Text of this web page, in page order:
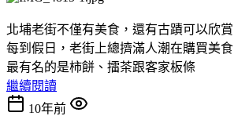
北埔老街不僅有美食，還有古蹟可以欣賞
每到假日，老街上總擠滿人潮在購買美食
最有名的是柿餅、擂茶跟客家板條
繼續閱讀
10年前